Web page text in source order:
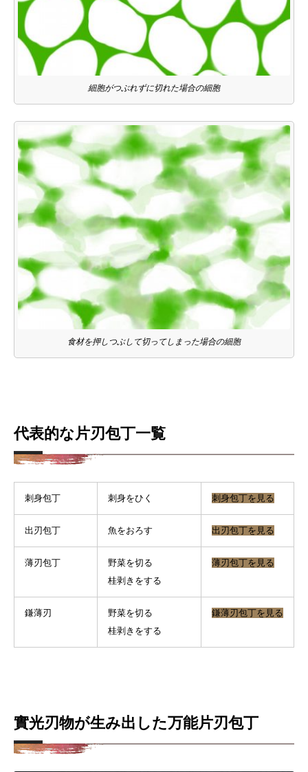
細胞がつぶれずに切れた場合の細胞
食材を押しつぶして切ってしまった場合の細胞
代表的な片刃包丁一覧
刺身包丁 刺身をひく 刺身包丁を見る
出刃包丁 魚をおろす 出刃包丁を見る
薄刃包丁
野菜を切る
桂剥きをする
薄刃包丁を見る
鎌薄刃
野菜を切る
桂剥きをする
鎌薄刃包丁を見る
實光刃物が生み出した万能片刃包丁